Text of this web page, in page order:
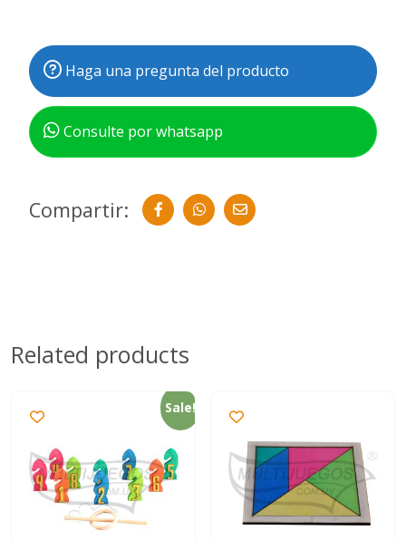
Haga una pregunta del producto
Consulte por whatsapp
Compartir:
Related products
Sale!